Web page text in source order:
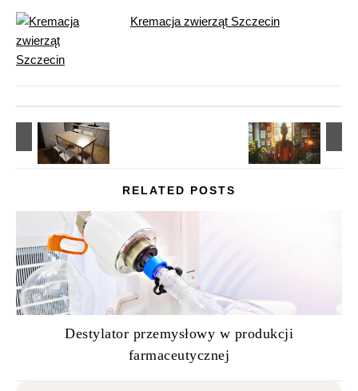
Kremacja zwierząt Szczecin
RELATED POSTS
Destylator przemysłowy w produkcji
farmaceutycznej